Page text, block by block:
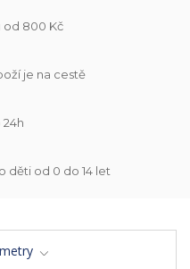
od 800 Kč
je na cestě
děti od 0 do 14 let